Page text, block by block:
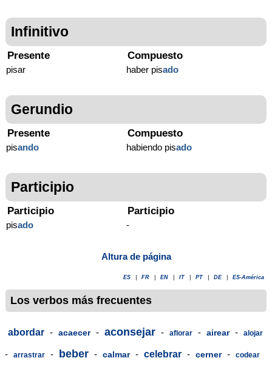
Infinitivo
Presente
pisar
Compuesto
haber pisado
Gerundio
Presente
pisando
Compuesto
habiendo pisado
Participio
Participio
pisado
Participio
-
Altura de página
ES FR EN IT PT DE ES-América
Los verbos más frecuentes
abordar - acaecer - aconsejar - aflorar - airear - alojar
- arrastrar - beber - calmar - celebrar - cerner - codear